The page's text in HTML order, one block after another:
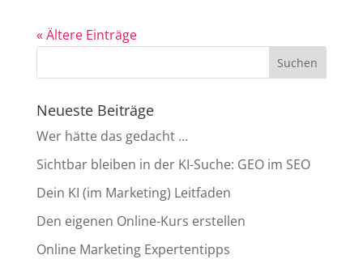
« Ältere Einträge
Neueste Beiträge
Wer hätte das gedacht …
Sichtbar bleiben in der KI-Suche: GEO im SEO
Dein KI (im Marketing) Leitfaden
Den eigenen Online-Kurs erstellen
Online Marketing Expertentipps